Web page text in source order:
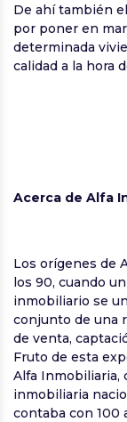
De ahí también
por poner en
determinada
calidad a la hora
Acerca de Alfa
Los orígenes de
los 90, cuando
inmobiliario se
conjunto de una
de venta,
Fruto de esta
Alfa Inmobiliaria,
inmobiliaria
contaba con 100